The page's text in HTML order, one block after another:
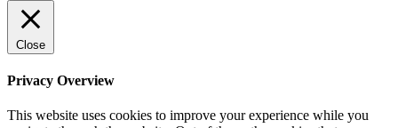
Close
Privacy Overview
This website uses cookies to improve your experience while you